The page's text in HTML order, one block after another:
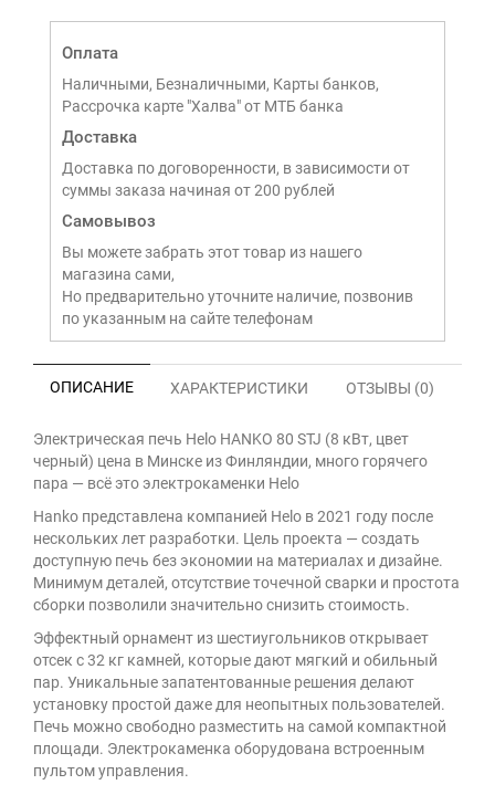
Оплата
Наличными, Безналичными, Карты банков,
Рассрочка карте "Халва" от МТБ банка
Доставка
Доставка по договоренности, в зависимости от
суммы заказа начиная от 200 рублей
Самовывоз
Вы можете забрать этот товар из нашего
магазина сами,
Но предварительно уточните наличие, позвонив
по указанным на сайте телефонам
ОПИСАНИЕ ХАРАКТЕРИСТИКИ ОТЗЫВЫ (0)
Электрическая печь Helo HANKO 80 STJ (8 кВт, цвет
черный) цена в Минске из Финляндии, много горячего
пара — всё это электрокаменки Helo
Hanko представлена компанией Helo в 2021 году после
нескольких лет разработки. Цель проекта — создать
доступную печь без экономии на материалах и дизайне.
Минимум деталей, отсутствие точечной сварки и простота
сборки позволили значительно снизить стоимость.
Эффектный орнамент из шестиугольников открывает
отсек с 32 кг камней, которые дают мягкий и обильный
пар. Уникальные запатентованные решения делают
установку простой даже для неопытных пользователей.
Печь можно свободно разместить на самой компактной
площади. Электрокаменка оборудована встроенным
пультом управления.